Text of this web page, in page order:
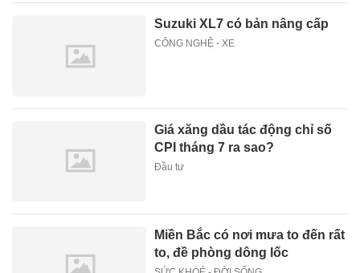
Suzuki XL7 có bản nâng cấp
CÔNG NGHỆ - XE
Giá xăng dầu tác động chỉ số
CPI tháng 7 ra sao?
Đầu tư
Miền Bắc có nơi mưa to đến rất
to, đề phòng dông lốc